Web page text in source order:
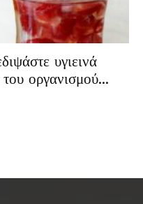
υγιεινά
οργανισμού...